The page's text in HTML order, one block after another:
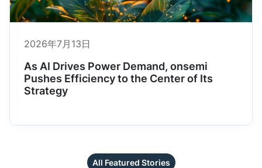
2026年7月13日
As AI Drives Power Demand, onsemi
Pushes Efficiency to the Center of Its
Strategy
All Featured Stories